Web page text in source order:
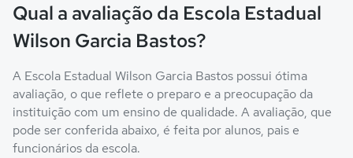
Qual a avaliação da Escola Estadual
Wilson Garcia Bastos?
A Escola Estadual Wilson Garcia Bastos possui ótima
avaliação, o que reflete o preparo e a preocupação da
instituição com um ensino de qualidade. A avaliação, que
pode ser conferida abaixo, é feita por alunos, pais e
funcionários da escola.